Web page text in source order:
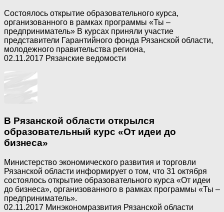
Состоялось открытие образовательного курса,
организованного в рамках программы «Ты –
предприниматель» В курсах приняли участие
представители Гарантийного фонда Рязанской области,
молодежного правительства региона,
02.11.2017 Рязанские ведомости
В Рязанской области открылся
образовательный курс «От идеи до
бизнеса»
Министерство экономического развития и торговли
Рязанской области информирует о том, что 31 октября
состоялось открытие образовательного курса «От идеи
до бизнеса», организованного в рамках программы «Ты –
предприниматель».
02.11.2017 Минэкономразвития Рязанской области